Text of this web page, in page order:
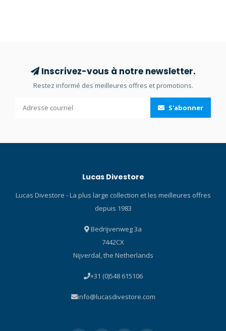
Inscrivez-vous à notre newsletter.
Restez informé des meilleures offres et promotions.
S'abonner
Lucas Divestore
Lucas Divestore - La plus large collection et les meilleures offres
depuis 1983
Bedrijvenweg 3a
7442CX
Nijverdal, the Netherlands
+31 (0)548 615106
info@lucasdivestore.com